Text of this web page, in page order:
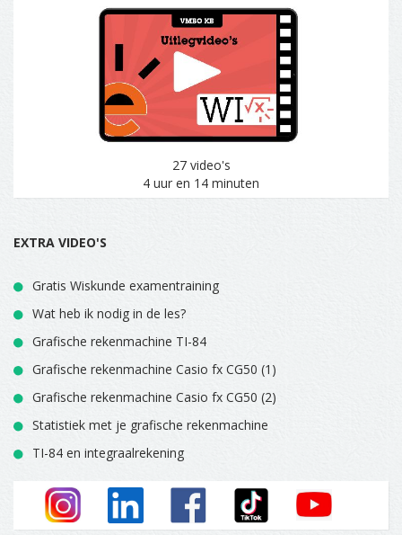
27 video's
4 uur en 14 minuten
EXTRA VIDEO'S
Gratis Wiskunde examentraining
Wat heb ik nodig in de les?
Grafische rekenmachine TI-84
Grafische rekenmachine Casio fx CG50 (1)
Grafische rekenmachine Casio fx CG50 (2)
Statistiek met je grafische rekenmachine
TI-84 en integraalrekening